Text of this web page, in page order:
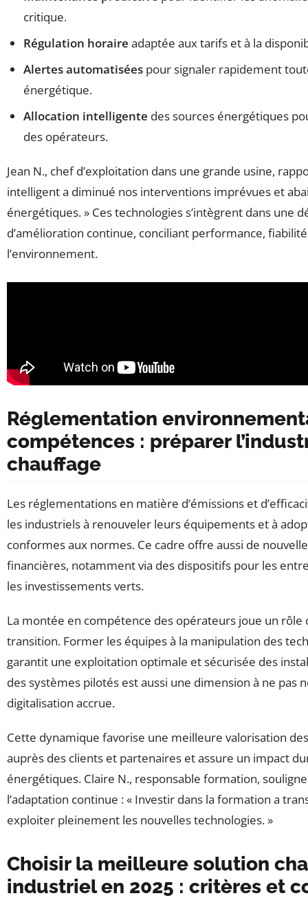
critique.
Régulation horaire adaptée aux tarifs et à la
Alertes automatisées pour signaler rapidement
énergétique.
Allocation intelligente des sources énergétiques
des opérateurs.
Jean N., chef d’exploitation dans une grande usine,
intelligent a diminué nos interventions imprévues et
énergétiques. » Ces technologies s’intègrent dans une
d’amélioration continue, conciliant performance,
l’environnement.
Réglementation
compétences : préparer
chauffage
Les réglementations en matière d’émissions et
les industriels à renouveler leurs équipements et à
conformes aux normes. Ce cadre offre aussi de
financières, notamment via des dispositifs pour les
les investissements verts.
La montée en compétence des opérateurs joue un rôle
transition. Former les équipes à la manipulation des
garantit une exploitation optimale et sécurisée des
des systèmes pilotés est aussi une dimension à ne pas
digitalisation accrue.
Cette dynamique favorise une meilleure valorisation
auprès des clients et partenaires et assure un impact
énergétiques. Claire N., responsable formation,
l’adaptation continue : « Investir dans la formation a
exploiter pleinement les nouvelles technologies. »
Choisir la meilleure solution
industriel en 2025 : critères et